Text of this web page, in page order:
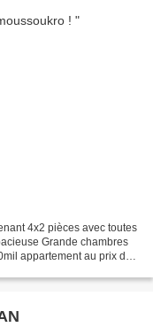
4x2 pièces avec toutes
Grande chambres
appartement au prix de